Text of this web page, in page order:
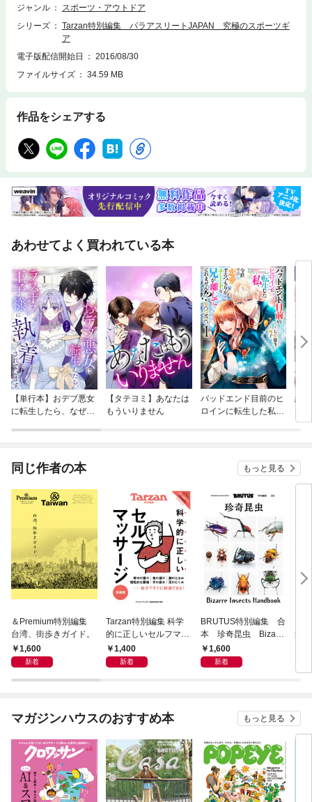
アたちは“それを最大限に活かせ”というメッセージを、私たちに伝えてく
理解に自分を閉ざすのではなく、パラアスリートたちは最強の武器ととも
に競技という舞台に立ち続けます。例え、選手を知らなくても、まったく
ルールが分からなくても、ギアは私たちに雄弁に語りかけてくるのです。
2020年の東京に向けパラアスリートへの注目が集まるなか、雑誌『Tarza
n』が長年にわたって掲載し続けてきた貴重な記事が一冊のムックになり
て、過去のパラリンピックのアーカイブ記事、鈴木大地（スポーツ庁長
年は、ココから始まります。
ジャンル
スポーツ・アウトドア
シリーズ
Tarzan特別編集 パラアスリートJAPAN 究極のスポーツギ
ア
電子版配信開始日
2016/08/30
ファイルサイズ
34.59 MB
作品をシェアする
あわせてよく買われている本
【単行本】おデブ悪女
に転生したら、なぜか
【タテヨミ】あなたは
もういりません
バッドエンド目前のヒ
ロインに転生した私、
結
同じ作者の本 もっと見る
＆Premium特別編集
台湾、街歩きガイド。
1,600
新着
Tarzan特別編集 科学
的に正しいセルフマッ
サージ 増補版
1,400
新着
BRUTUS特別編集 合
本 珍奇昆虫 Bizarre
Insects Handbook
1,600
新着
集
マガジンハウスのおすすめ本 もっと見る